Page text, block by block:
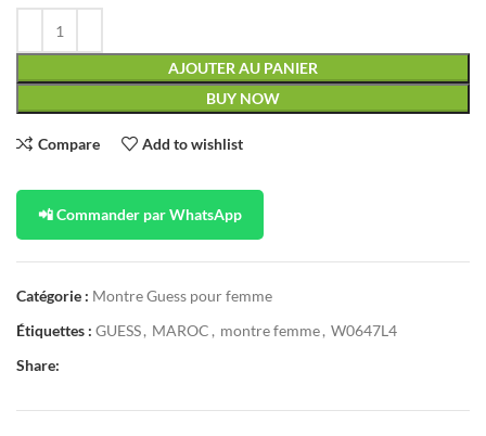
AJOUTER AU PANIER
BUY NOW
Compare Add to wishlist
📲 Commander par WhatsApp
Catégorie : Montre Guess pour femme
Étiquettes : GUESS, MAROC , montre femme, W0647L4
Share: